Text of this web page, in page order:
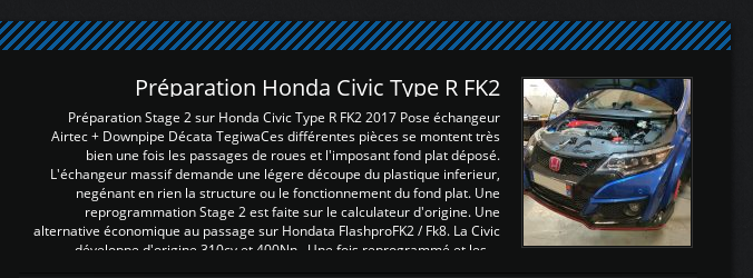
Préparation Honda Civic Type R FK2
Préparation Stage 2 sur Honda Civic Type R FK2 2017 Pose échangeur
Airtec + Downpipe Décata TegiwaCes différentes pièces se montent très
bien une fois les passages de roues et l'imposant fond plat déposé.
L'échangeur massif demande une légere découpe du plastique inferieur,
negénant en rien la structure ou le fonctionnement du fond plat. Une
reprogrammation Stage 2 est faite sur le calculateur d'origine. Une
alternative économique au passage sur Hondata FlashproFK2 / Fk8. La Civic
développe d'origine 310cv et 400Nn , Une fois reprogrammé et les ...